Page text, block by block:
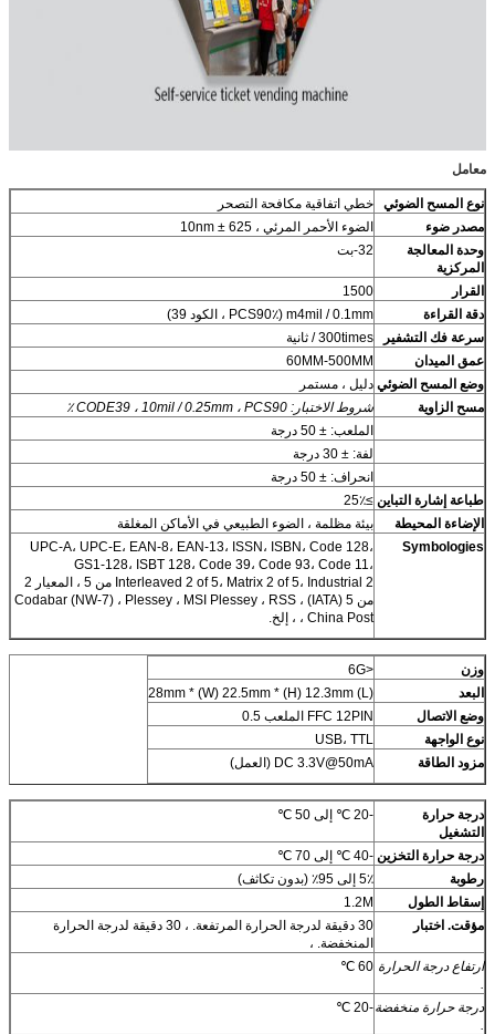
معامل
نوع المسح الضوئي
خطي اتفاقية مكافحة التصحر
مصدر ضوء
الضوء الأحمر المرئي ، 625 ± 10nm
وحدة المعالجة
المركزية
32-بت
القرار
1500
دقة القراءة
m4mil / 0.1mm (PCS90٪ ، الكود 39)
سرعة فك التشفير
300times / ثانية
عمق الميدان
60MM-500MM
وضع المسح الضوئي دليل ، مستمر
مسح الزاوية
شروط الاختبار: CODE39 ، 10mil / 0.25mm ، PCS90 ٪
الملعب: ± 50 درجة
لفة: ± 30 درجة
انحراف: ± 50 درجة
طباعة إشارة التباين ≥25٪
الإضاءة المحيطة
بيئة مظلمة ، الضوء الطبيعي في الأماكن المغلقة
Symbologies
UPC-A، UPC-E، EAN-8، EAN-13، ISSN، ISBN، Code 128،
GS1-128، ISBT 128، Code 39، Code 93، Code 11،
Interleaved 2 of 5، Matrix 2 of 5، Industrial 2 من 5 ، المعيار 2
من 5 (IATA) ، Codabar (NW-7) ، Plessey ، MSI Plessey ، RSS
، China Post ، إلخ.
وزن
<6G
البعد
(L) 28mm * (W) 22.5mm * (H) 12.3mm
وضع الاتصال
FFC 12PIN الملعب 0.5
نوع الواجهة
USB، TTL
مزود الطاقة
DC 3.3V@50mA (العمل)
درجة حرارة
التشغيل
-20 ℃ إلى 50 ℃
درجة حرارة التخزين -40 ℃ إلى 70 ℃
رطوبة
5٪ إلى 95٪ (بدون تكاثف)
إسقاط الطول
1.2M
مؤقت. اختبار
30 دقيقة لدرجة الحرارة المرتفعة. ، 30 دقيقة لدرجة الحرارة
المنخفضة. ،
ارتفاع درجة الحرارة
.
60 ℃
درجة حرارة منخفضة
.
-20 ℃